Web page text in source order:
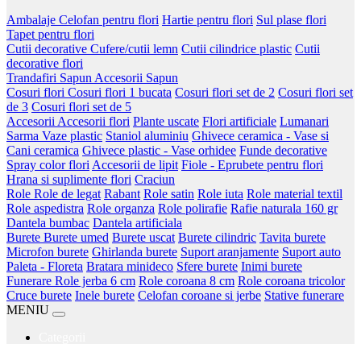
Ambalaje Celofan pentru flori Hartie pentru flori Sul plase flori
Tapet pentru flori
Cutii decorative Cufere/cutii lemn Cutii cilindrice plastic Cutii
decorative flori
Trandafiri Sapun Accesorii Sapun
Cosuri flori Cosuri flori 1 bucata Cosuri flori set de 2 Cosuri flori set
de 3 Cosuri flori set de 5
Accesorii Accesorii flori Plante uscate Flori artificiale Lumanari
Sarma Vaze plastic Staniol aluminiu Ghivece ceramica - Vase si
Cani ceramica Ghivece plastic - Vase orhidee Funde decorative
Spray color flori Accesorii de lipit Fiole - Eprubete pentru flori
Hrana si suplimente flori Craciun
Role Role de legat Rabant Role satin Role iuta Role material textil
Role aspedistra Role organza Role polirafie Rafie naturala 160 gr
Dantela bumbac Dantela artificiala
Burete Burete umed Burete uscat Burete cilindric Tavita burete
Microfon burete Ghirlanda burete Suport aranjamente Suport auto
Paleta - Floreta Bratara minideco Sfere burete Inimi burete
Funerare Role jerba 6 cm Role coroana 8 cm Role coroana tricolor
Cruce burete Inele burete Celofan coroane si jerbe Stative funerare
MENIU